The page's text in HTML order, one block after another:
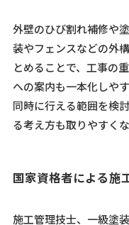
外壁のひび割れ補修や
装やフェンスなどの外
とめることで、工事の
への案内も一本化しや
同時に行える範囲を検
る考え方も取りやすくな
国家資格者による施
施工管理技士、一級塗